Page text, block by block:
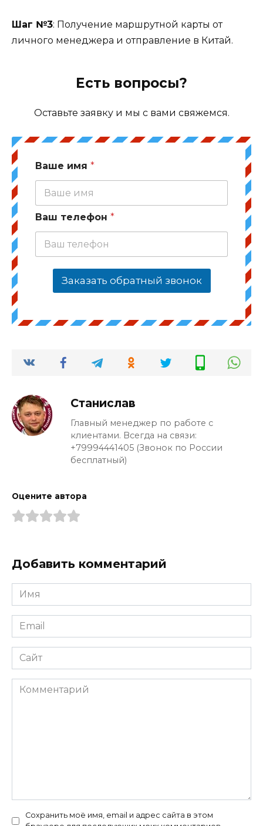
Шаг №3: Получение маршрутной карты от
личного менеджера и отправление в Китай.
Есть вопросы?
Оставьте заявку и мы с вами свяжемся.
Ваше имя *
Ваш телефон *
Заказать обратный звонок
Станислав
Главный менеджер по работе с
клиентами. Всегда на связи:
+79994441405 (Звонок по России
бесплатный)
Оцените автора
Добавить комментарий
Имя
*
Email
*
Сайт
Комментарий
Сохранить моё имя, email и адрес сайта в этом